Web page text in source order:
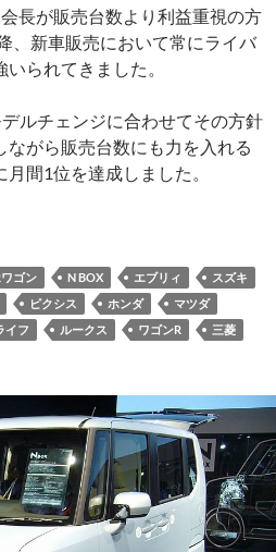
長が販売台数より利益重視の方
、新車販売において常にライバ
られてきました。
ルチェンジに合わせてその方針
ながら販売台数にも力を入れる
間1位を達成しました。
ゴン N BOX エブリィ
スズキ
ピクシス ホンダ
マツダ
イフ ルークス ワゴンR 三菱